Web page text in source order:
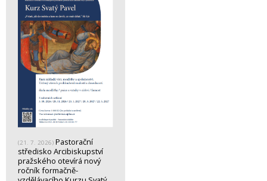
(21. 7. 2026) Pastorační
středisko Arcibiskupství
pražského otevírá nový
ročník formačně-